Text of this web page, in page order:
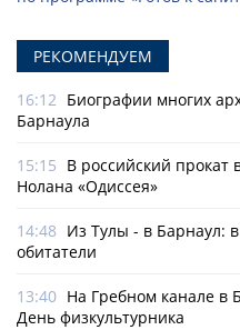
РЕКОМЕНДУЕМ
16:12 Биографии многих
Барнаула
15:15 В российский прокат
Нолана «Одиссея»
14:48 Из Тулы - в Барнаул:
обитатели
13:40 На Гребном канале в
День физкультурника